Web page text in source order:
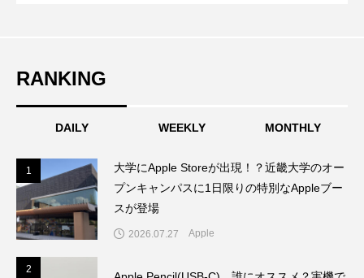
RANKING
DAILY WEEKLY MONTHLY
1
大学にApple Storeが出現！？近畿大学のオー
プンキャンパスに1日限りの特別なAppleブー
スが登場
2026.07.27 Apple
2